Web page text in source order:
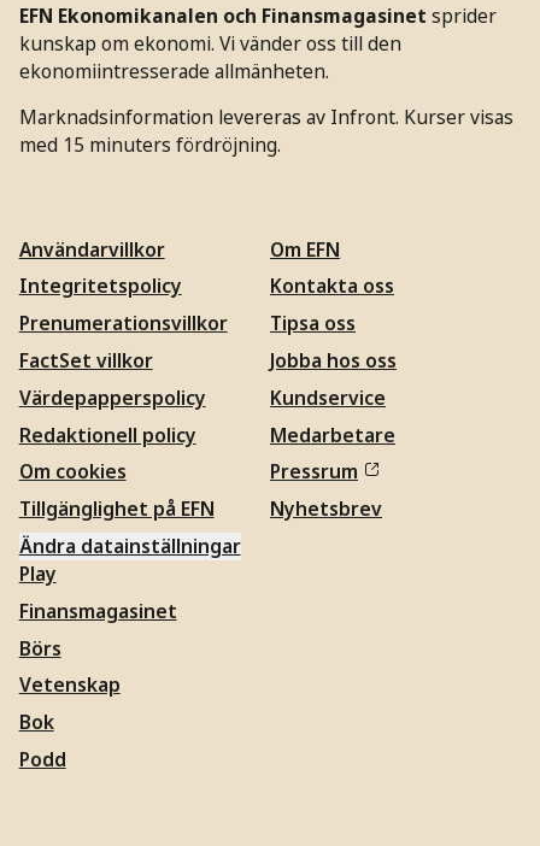
EFN Ekonomikanalen och Finansmagasinet sprider
kunskap om ekonomi. Vi vänder oss till den
ekonomiintresserade allmänheten.
Marknadsinformation levereras av Infront. Kurser visas
med 15 minuters fördröjning.
Användarvillkor
Integritetspolicy
Prenumerationsvillkor
FactSet villkor
Värdepapperspolicy
Redaktionell policy
Om cookies
Tillgänglighet på EFN
Ändra datainställningar
Om EFN
Kontakta oss
Tipsa oss
Jobba hos oss
Kundservice
Medarbetare
Pressrum
Nyhetsbrev
Play
Finansmagasinet
Börs
Vetenskap
Bok
Podd